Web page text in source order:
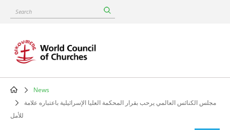
content
Search
Breadcrumb
News
للأمل